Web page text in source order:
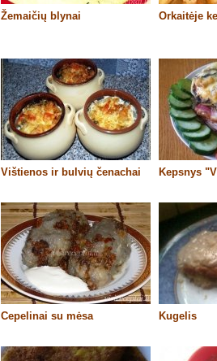
Žemaičių blynai Orkaitėje
Vištienos ir bulvių čenachai Kepsnys
Cepelinai su mėsa Kugelis